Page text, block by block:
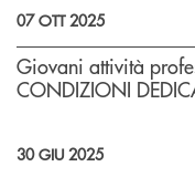
07 OTT 2025
Giovani attività
CONDIZIONI
30 GIU 2025